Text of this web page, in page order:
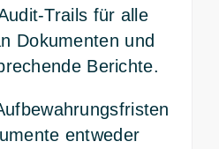
Trails für alle
Dokumenten und
Berichte.
entweder